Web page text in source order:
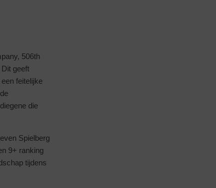
506th
Dit geeft
feitelijke
die
Spielberg
9+ ranking
tijdens